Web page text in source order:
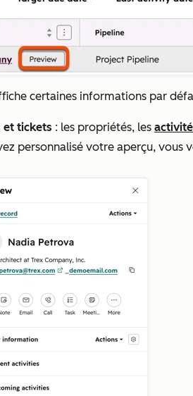
certaines informations par
et tickets : les propriétés, les
personnalisé votre aperçu, vous